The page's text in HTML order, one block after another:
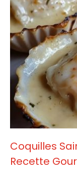
Coquilles
Recette